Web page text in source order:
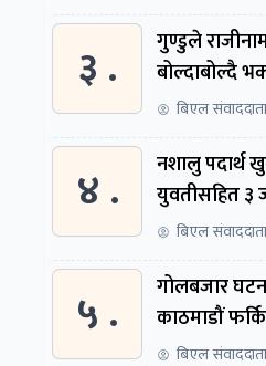
३ .
गुण्डुले
बोल्दाबोल्दै
थपलिया
बिएल
४ .
नशालु पदार्थ
युवतीसहित ३
बिएल
५ .
गोलबजार
काठमाडौं
बिएल